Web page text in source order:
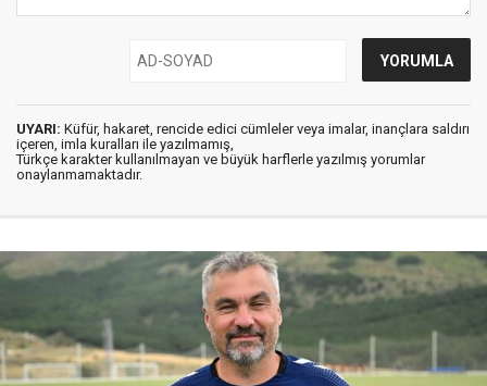
UYARI: Küfür, hakaret, rencide edici cümleler veya imalar, inançlara saldırı
içeren, imla kuralları ile yazılmamış,
Türkçe karakter kullanılmayan ve büyük harflerle yazılmış yorumlar
onaylanmamaktadır.